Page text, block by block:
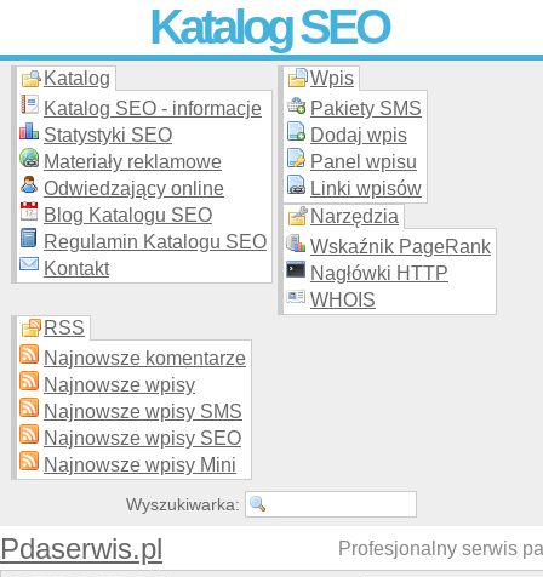
Katalog SEO
Skuteczna i promocja stron WWW –
moderowanego katalogu za darmo!
Katalog
Katalog SEO - informacje
Statystyki SEO
Materiały reklamowe
Odwiedzający online
Blog Katalogu SEO
Regulamin Katalogu SEO
Kontakt
Wpis
Pakiety SMS
Dodaj wpis
Panel wpisu
Linki wpisów
Narzędzia
Wskaźnik PageRank
Nagłówki HTTP
WHOIS
RSS
Najnowsze komentarze
Najnowsze wpisy
Najnowsze wpisy SMS
Najnowsze wpisy SEO
Najnowsze wpisy Mini
Wyszukiwarka:
Pdaserwis.pl Profesjonalny serwis